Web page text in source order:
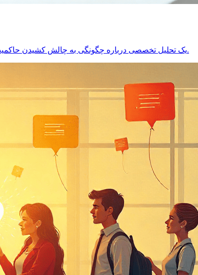
یک تحلیل تخصصی درباره چگونگی به چالش کشیدن حاکمیت داده‌ها توسط اشتراک‌گذاری فایل‌های فرامرزی و استراتژی‌های عملی برای رعایت قوانین و حفظ حریم خصوصی.